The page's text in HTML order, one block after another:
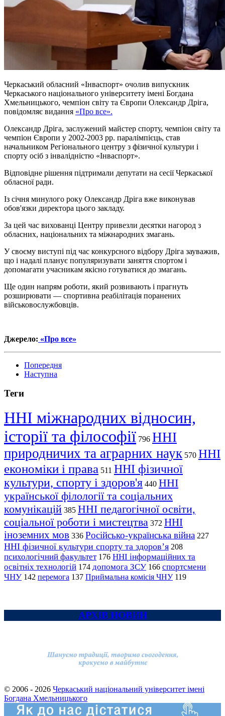
Черкаський обласний «Інваспорт» очолив випускник
Черкаського національного університету імені Богдана
Хмельницького, чемпіон світу та Європи Олександр Дріга,
повідомляє видання «Про все».
Олександр Дріга, заслужений майстер спорту, чемпіон світу та
чемпіон Європи у 2002-2003 рр. паралімпієць, став
начальником Регіонального центру з фізичної культури і
спорту осіб з інвалідністю «Інваспорт».
Відповідне рішення підтримали депутати на сесії Черкаської
обласної ради.
Із січня минулого року Олександр Дріга вже виконував
обов'язки директора цього закладу.
За цей час вихованці Центру привезли десятки нагород з
обласних, національних та міжнародних змагань.
У своєму виступі під час конкурсного відбору Дріга зауважив,
що і надалі планує популяризувати заняття спортом і
допомагати учасникам якісно готуватися до змагань.
Ще один напрям роботи, який розвивають і прагнуть
розширювати — спортивна реабілітація поранених
військовослужбовців.
Джерело: «Про все»
Попередня
Наступна
Теги
ННІ міжнародних відносин,
історії та філософії 796 ННІ
природничих та аграрних наук 570 ННІ
економіки і права 511 ННІ фізичної
культури, спорту і здоров'я 440 ННІ
української філології та соціальних
комунікацій 385 ННІ педагогічної освіти,
соціальної роботи і мистецтва 372 ННІ
іноземних мов 336 Російсько-українська війна 227
ННІ фізичної культури спорту та здоров’я 208
психологічний факультет 176 ННІ інформаційних та
освітніх технологій 174 допомога ЗСУ 166 спортсмени
ЧНУ 142 перемога 137 Приймальна комісія ЧНУ 119
АРХІВ НОВИН
© 2006 - 2026 Черкаський національний університет імені
Богдана Хмельницького